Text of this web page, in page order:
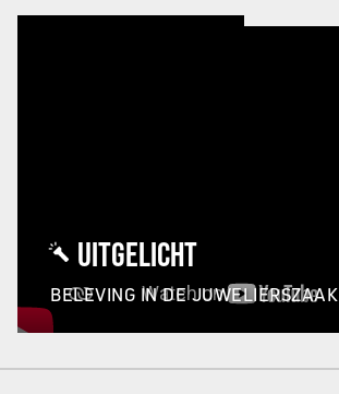
UITGELICHT
BELEVING IN DE JUWELIERSZAAK